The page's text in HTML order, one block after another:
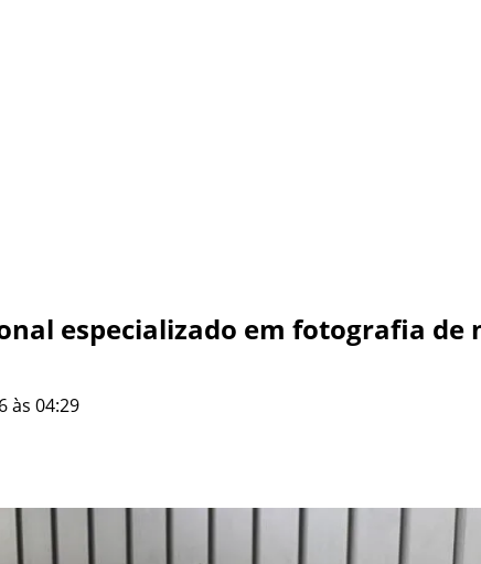
especializado em fotografia de
às 04:29